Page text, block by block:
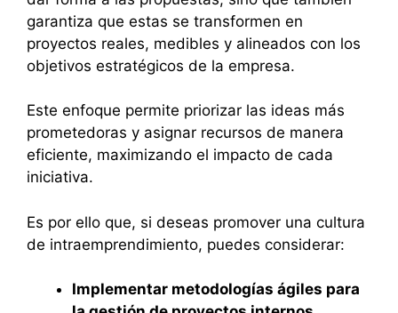
garantiza que estas se transformen en
proyectos reales, medibles y alineados con los
objetivos estratégicos de la empresa.
Este enfoque permite priorizar las ideas más
prometedoras y asignar recursos de manera
eficiente, maximizando el impacto de cada
iniciativa.
Es por ello que, si deseas promover una cultura
de intraemprendimiento, puedes considerar:
Implementar metodologías ágiles para